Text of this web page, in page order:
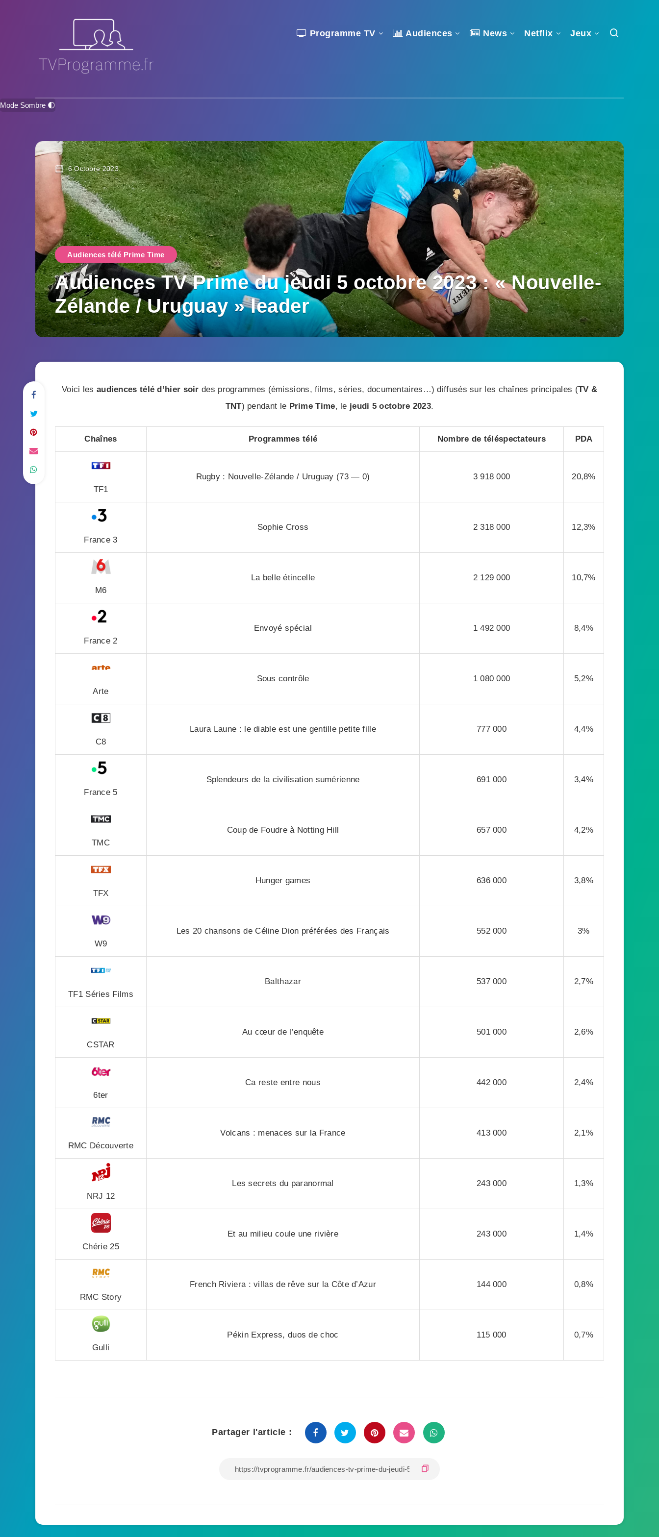
Programme TV Audiences News Netflix Jeux
Mode Sombre 🌓
6 Octobre 2023
Audiences télé Prime Time
Audiences TV Prime du jeudi 5 octobre 2023 : « Nouvelle-
Zélande / Uruguay » leader
Voici les audiences télé d’hier soir des programmes (émissions, films, séries, documentaires…) diffusés sur les chaînes principales (TV &
TNT) pendant le Prime Time, le jeudi 5 octobre 2023.
Chaînes Programmes télé Nombre de téléspectateurs PDA
TF1
Rugby : Nouvelle-Zélande / Uruguay (73 — 0) 3 918 000 20,8%
France 3
Sophie Cross 2 318 000 12,3%
M6
La belle étincelle 2 129 000 10,7%
France 2
Envoyé spécial 1 492 000 8,4%
Arte
Sous contrôle 1 080 000 5,2%
C8
Laura Laune : le diable est une gentille petite fille 777 000 4,4%
France 5
Splendeurs de la civilisation sumérienne 691 000 3,4%
TMC
Coup de Foudre à Notting Hill 657 000 4,2%
TFX
Hunger games 636 000 3,8%
W9
Les 20 chansons de Céline Dion préférées des Français 552 000 3%
TF1 Séries Films
Balthazar 537 000 2,7%
CSTAR
Au cœur de l’enquête 501 000 2,6%
6ter
Ca reste entre nous 442 000 2,4%
RMC Découverte
Volcans : menaces sur la France 413 000 2,1%
NRJ 12
Les secrets du paranormal 243 000 1,3%
Chérie 25
Et au milieu coule une rivière 243 000 1,4%
RMC Story
French Riviera : villas de rêve sur la Côte d’Azur 144 000 0,8%
Gulli
Pékin Express, duos de choc 115 000 0,7%
Partager l'article :
vie privée